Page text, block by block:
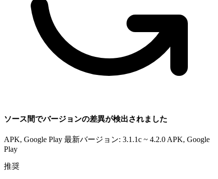
ソース間でバージョンの差異が検出されました
APK, Google Play 最新バージョン: 3.1.1c ~ 4.2.0 APK, Google
Play
推奨